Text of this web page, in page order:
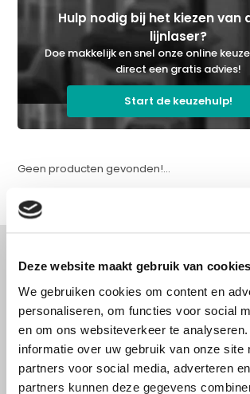
Deze website maakt gebruik van cookies
We gebruiken cookies om content en
personaliseren, om functies voor social
en om ons websiteverkeer te
informatie over uw gebruik van onze site
partners voor social media, adverteren
partners kunnen deze gegevens
Hulp nodig bij het kiezen van
lijnlaser?
Doe makkelijk en snel onze online
direct een gratis advies!
Start de keuzehulp!
Geen producten gevonden!...
Advies nodig?
Doe onze online
met een specialist!